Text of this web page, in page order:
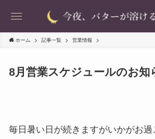
ホーム 記事一覧 営業情報
8月営業スケジュールのお知
毎日暑い日が続きますがいかがお過